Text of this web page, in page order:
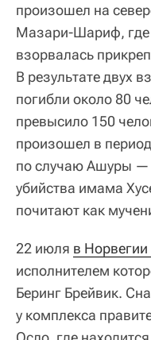
произошел на
Мазари‑Шариф,
взорвалась
В результате двух
погибли около 80
превысило 150
произошел в
по случаю Ашуры —
убийства имама
почитают как
22 июля в
исполнителем
Беринг Брейвик.
у комплекса